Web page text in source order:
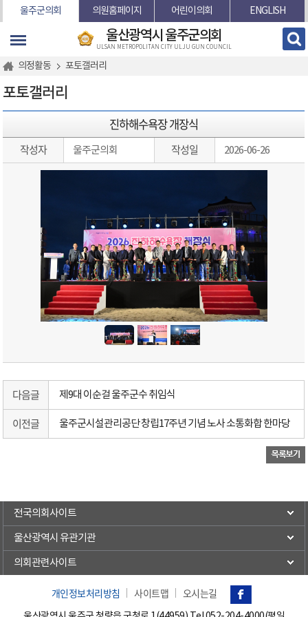
본문바로가기
울주군의회 의원홈페이지 어린이의회 ENGLISH
울산광역시 울주군의회
ULSAN METROPOLITAN CITY ULJU GUN COUNCIL
의정활동 포토갤러리
포토갤러리
진하해수욕장 개장식
작성자 울주군의회 작성일 2026-06-26
다음글 제9대 이순걸 울주군수 취임식
이전글 울주군시설관리공단 창립17주년 기념 노사 소통화합 한마당
전국의회사이트
울산광역시 유관기관
의회관련사이트
개인정보처리방침 사이트맵 오시는길